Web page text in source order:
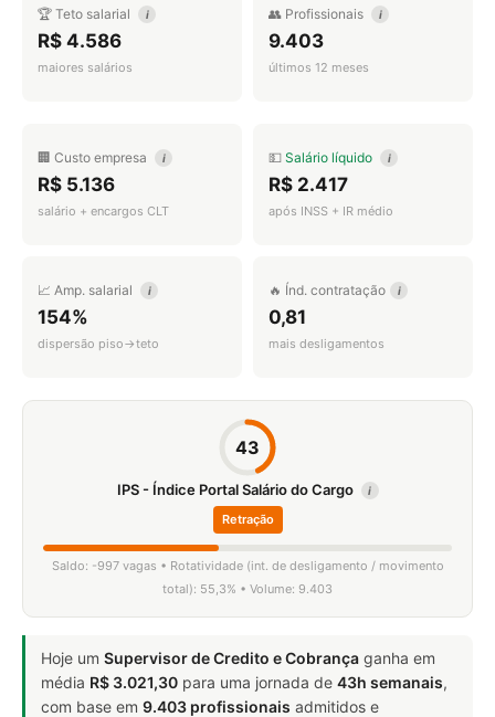
🏆 Teto salarial i
R$ 4.586
maiores salários
👥 Profissionais i
9.403
últimos 12 meses
🏢 Custo empresa i
R$ 5.136
salário + encargos CLT
💵 Salário líquido i
R$ 2.417
após INSS + IR médio
📈 Amp. salarial i
154%
dispersão piso→teto
🔥 Índ. contratação i
0,81
mais desligamentos
43
IPS - Índice Portal Salário do Cargo i
Retração
Saldo: -997 vagas • Rotatividade (int. de desligamento / movimento
total): 55,3% • Volume: 9.403
Hoje um Supervisor de Credito e Cobrança ganha em
média R$ 3.021,30 para uma jornada de 43h semanais,
com base em 9.403 profissionais admitidos e